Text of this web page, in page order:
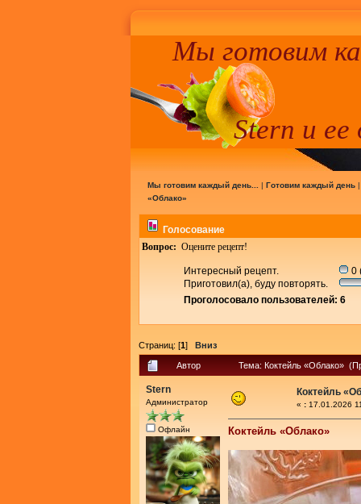
Мы готовим
Stern и ее
Мы готовим каждый день... | Готовим каждый день
«Облако»
Голосование
Вопрос: Оцените рецепт!
Интересный рецепт.
0
Приготовил(а), буду повторять.
Проголосовало пользователей: 6
Страниц: [1] Вниз
Автор Тема: Коктейль «Облако»
Stern
Администратор
Офлайн
Коктейль
« : 17.01.2026
Коктейль «Облако»